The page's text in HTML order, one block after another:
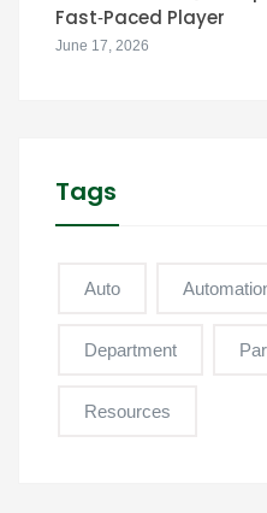
Fast‑Paced Player
June 17, 2026
Tags
Auto
Department
Resources